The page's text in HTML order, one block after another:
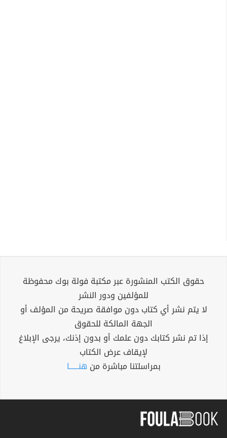
حقوق الكتب المنشورة عبر مكتبة فولة بوك محفوظة
للمؤلفين ودور النشر
لا يتم نشر أي كتاب دون موافقة صريحة من المؤلف أو
الجهة المالكة للحقوق
إذا تم نشر كتابك دون علمك أو بدون إذنك، يرجى الإبلاغ
لإيقاف عرض الكتاب
بمراسلتنا مباشرة من هنــــــا